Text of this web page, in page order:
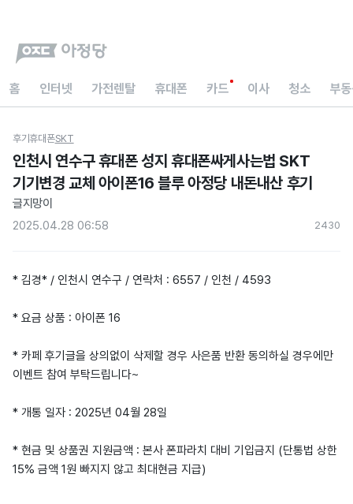
홈 인터넷 가전렌탈 휴대폰 카드 이사 청소 부
후기휴대폰SKT
인천시 연수구 휴대폰 성지 휴대폰싸게사는법 SKT
기기변경 교체 아이폰16 블루 아정당 내돈내산 후기
글지망이
2025.04.28 06:58
2430
* 김경* / 인천시 연수구 / 연락처 : 6557 / 인천 / 4593
* 요금 상품 : 아이폰 16
* 카페 후기글을 상의없이 삭제할 경우 사은품 반환 동의하실 경우에만
이벤트 참여 부탁드립니다~
* 개통 일자 : 2025년 04월 28일
* 현금 및 상품권 지원금액 : 본사 폰파라치 대비 기입금지 (단통법 상한
15% 금액 1원 빠지지 않고 최대현금 지급)